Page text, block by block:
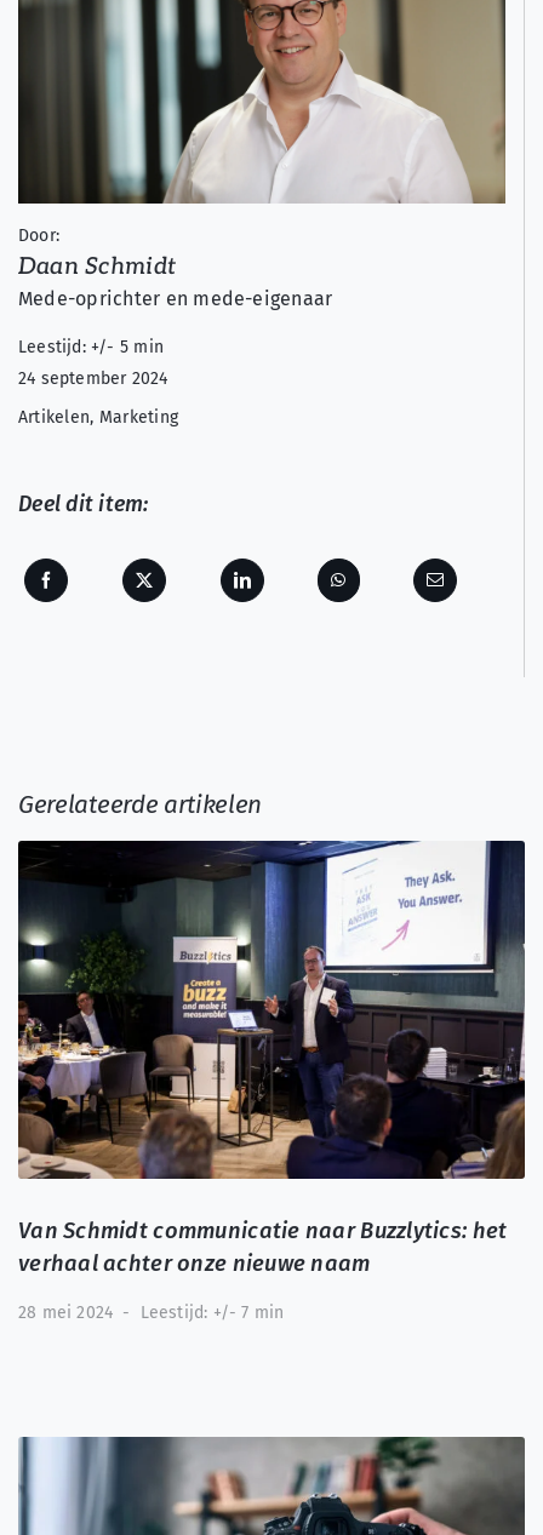
Door:
Daan Schmidt
Mede-oprichter en mede-eigenaar
Leestijd: +/- 5 min
24 september 2024
Artikelen, Marketing
Deel dit item:
Gerelateerde artikelen
Van Schmidt communicatie naar Buzzlytics: het
verhaal achter onze nieuwe naam
28 mei 2024 - Leestijd: +/- 7 min